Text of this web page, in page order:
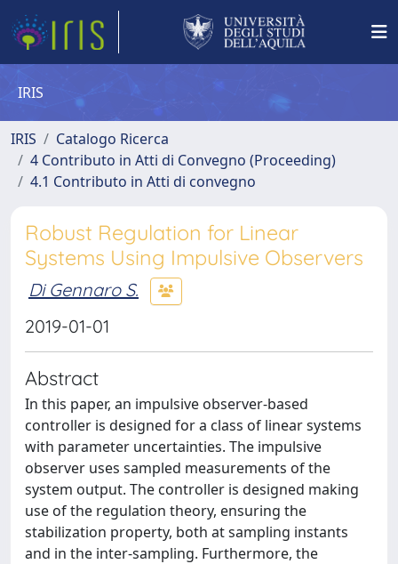
IRIS
IRIS
Catalogo Ricerca
4 Contributo in Atti di Convegno (Proceeding)
4.1 Contributo in Atti di convegno
Robust Regulation for Linear
Systems Using Impulsive Observers
Di Gennaro S.
2019-01-01
Abstract
In this paper, an impulsive observer-based
controller is designed for a class of linear systems
with parameter uncertainties. The impulsive
observer uses sampled measurements of the
system output. The controller is designed making
use of the regulation theory, ensuring the
stabilization property, both at sampling instants
and in the inter-sampling. Furthermore, the